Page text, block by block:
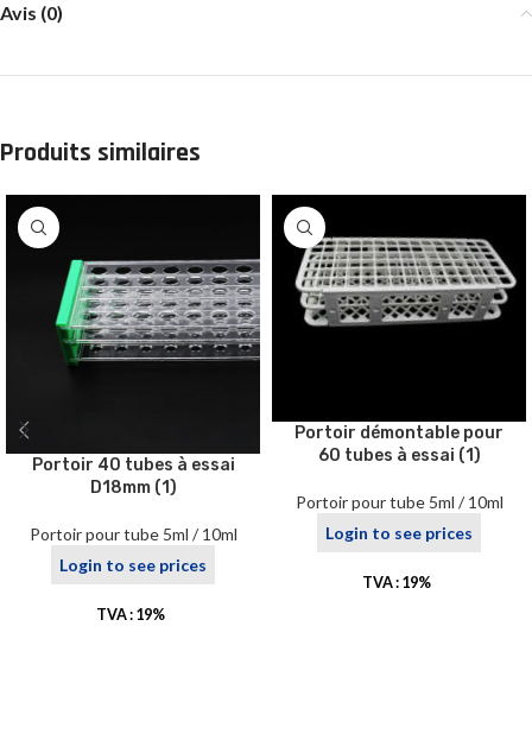
Avis (0)
Produits similaires
Portoir 40 tubes à essai
D18mm (1)
Portoir pour tube 5ml / 10ml
Login to see prices
TVA : 19%
Portoir démontable pour
60 tubes à essai (1)
Portoir pour tube 5ml / 10ml
Login to see prices
TVA : 19%